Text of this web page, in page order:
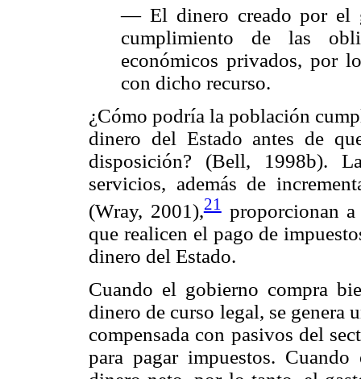
— El dinero creado por el
cumplimiento de las
económicos privados, por
con dicho recurso.
¿Cómo podría la población
dinero del Estado antes de
disposición? (Bell, 1998b).
servicios, además de
(Wray, 2001),21proporcionan a
que realicen el pago de
dinero del Estado.
Cuando el gobierno compra
dinero de curso legal, se genera
compensada con pasivos del
para pagar impuestos.